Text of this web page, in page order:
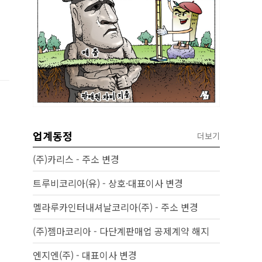
업계동정 더보기
(주)카리스 - 주소 변경
트루비코리아(유) - 상호·대표이사 변경
멜라루카인터내셔날코리아(주) - 주소 변경
(주)젬마코리아 - 다단계판매업 공제계약 해지
엔지엔(주) - 대표이사 변경